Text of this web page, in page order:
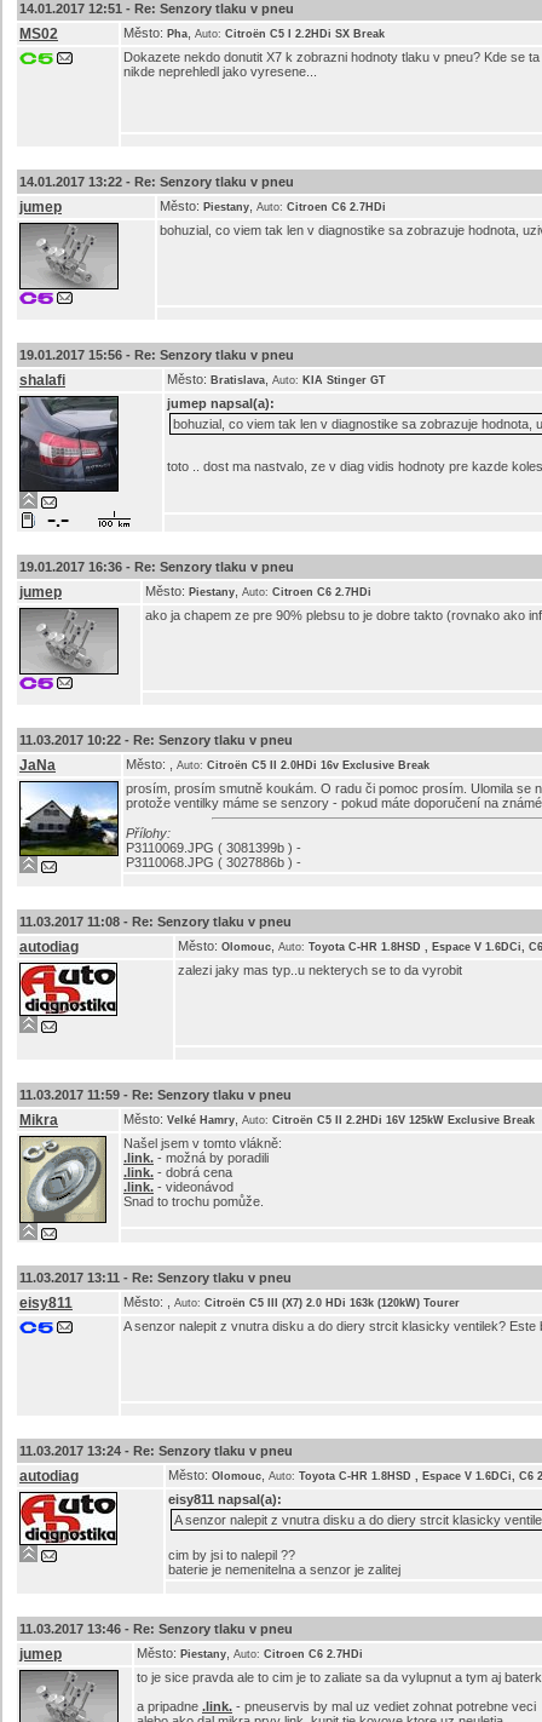
14.01.2017 12:51 - Re: Senzory tlaku v pneu
MS02 Město: Pha Auto: Citroën C5 I 2.2HDi SX Break
Dokazete nekdo donutit X7 k zobrazni hodnoty tlaku v pneu? Kde se
nikde neprehledl jako vyresene...
14.01.2017 13:22 - Re: Senzory tlaku v pneu
jumep Město: Piestany Auto: Citroen C6 2.7HDi
bohuzial, co viem tak len v diagnostike sa zobrazuje hodnota,
19.01.2017 15:56 - Re: Senzory tlaku v pneu
shalafi Město: Bratislava Auto: KIA Stinger GT
jumep napsal(a):
bohuzial, co viem tak len v diagnostike sa zobrazuje hodnota,
toto .. dost ma nastvalo, ze v diag vidis hodnoty pre kazde
19.01.2017 16:36 - Re: Senzory tlaku v pneu
jumep Město: Piestany Auto: Citroen C6 2.7HDi
ako ja chapem ze pre 90% plebsu to je dobre takto (rovnako ako
11.03.2017 10:22 - Re: Senzory tlaku v pneu
JaNa Město: Auto: Citroën C5 II 2.0HDi 16v Exclusive Break
prosím, prosím smutně koukám. O radu či pomoc prosím. Ulomila
protože ventilky máme se senzory - pokud máte doporučení na
Přílohy:
P3110069.JPG ( 3081399b ) -
P3110068.JPG ( 3027886b ) -
11.03.2017 11:08 - Re: Senzory tlaku v pneu
autodiag Město: Olomouc Auto: Toyota C-HR 1.8HSD , Espace V 1.6DCi,
zalezi jaky mas typ..u nekterych se to da vyrobit
11.03.2017 11:59 - Re: Senzory tlaku v pneu
Mikra Město: Velké Hamry Auto: Citroën C5 II 2.2HDi 16V 125kW Exclusive Break
Našel jsem v tomto vlákně:
.link. - možná by poradili
.link. - dobrá cena
.link. - videonávod
Snad to trochu pomůže.
11.03.2017 13:11 - Re: Senzory tlaku v pneu
eisy811 Město: Auto: Citroën C5 III (X7) 2.0 HDi 163k (120kW) Tourer
A senzor nalepit z vnutra disku a do diery strcit klasicky ventilek?
11.03.2017 13:24 - Re: Senzory tlaku v pneu
autodiag Město: Olomouc Auto: Toyota C-HR 1.8HSD , Espace V 1.6DCi, C6
eisy811 napsal(a):
A senzor nalepit z vnutra disku a do diery strcit klasicky
cim by jsi to nalepil ??
baterie je nemenitelna a senzor je zalitej
11.03.2017 13:46 - Re: Senzory tlaku v pneu
jumep Město: Piestany Auto: Citroen C6 2.7HDi
to je sice pravda ale to cim je to zaliate sa da vylupnut a tym aj
a pripadne .link. - pneuservis by mal uz vediet zohnat potrebne veci